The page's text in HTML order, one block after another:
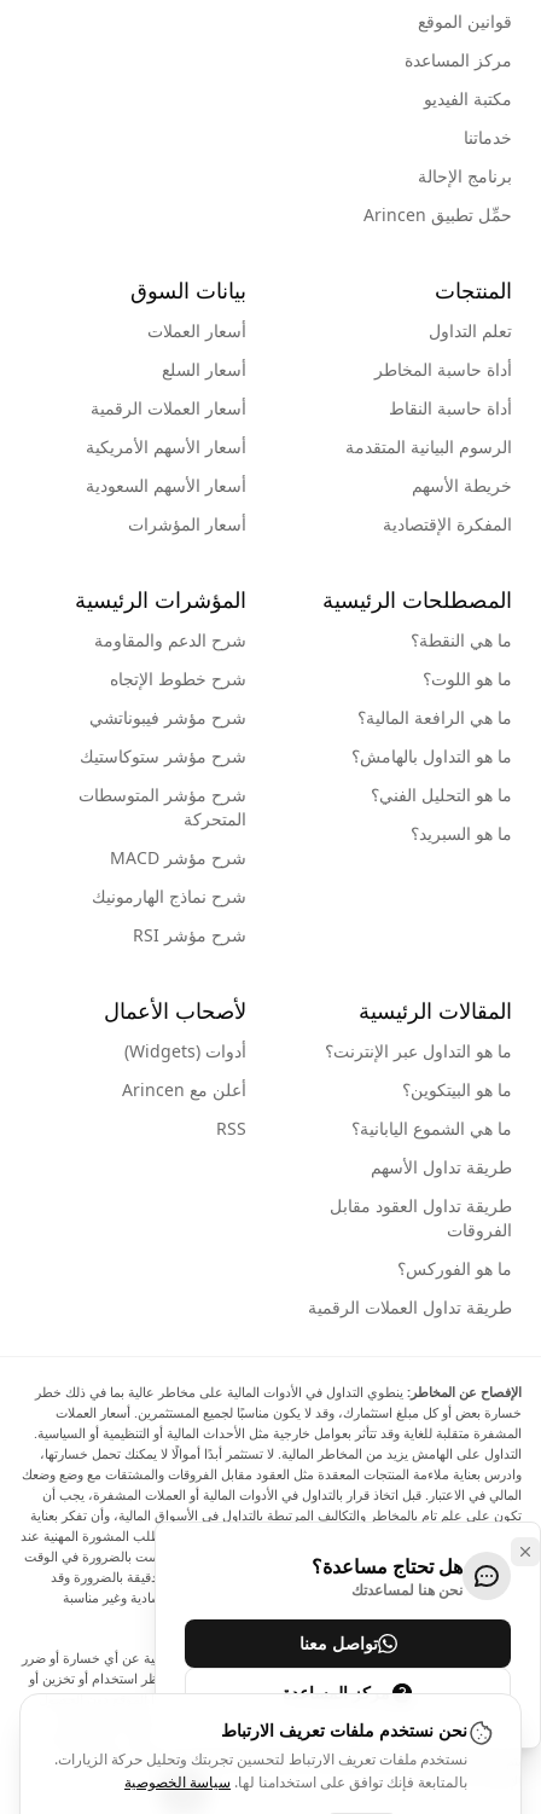
قوانين الموقع
مركز المساعدة
مكتبة الفيديو
خدماتنا
برنامج الإحالة
حمِّل تطبيق Arincen
المنتجات
تعلم التداول
أداة حاسبة المخاطر
أداة حاسبة النقاط
الرسوم البيانية المتقدمة
خريطة الأسهم
المفكرة الإقتصادية
بيانات السوق
أسعار العملات
أسعار السلع
أسعار العملات الرقمية
أسعار الأسهم الأمريكية
أسعار الأسهم السعودية
أسعار المؤشرات
المصطلحات الرئيسية
ما هي النقطة؟
ما هو اللوت؟
ما هي الرافعة المالية؟
ما هو التداول بالهامش؟
ما هو التحليل الفني؟
ما هو السبريد؟
المؤشرات الرئيسية
شرح الدعم والمقاومة
شرح خطوط الإتجاه
شرح مؤشر فيبوناتشي
شرح مؤشر ستوكاستيك
شرح مؤشر المتوسطات
المتحركة
شرح مؤشر MACD
شرح نماذج الهارمونيك
شرح مؤشر RSI
المقالات الرئيسية
ما هو التداول عبر الإنترنت؟
ما هو البيتكوين؟
ما هي الشموع اليابانية؟
طريقة تداول الأسهم
طريقة تداول العقود مقابل
الفروقات
ما هو الفوركس؟
طريقة تداول العملات الرقمية
لأصحاب الأعمال
أدوات (Widgets)
أعلن مع Arincen
RSS
الإفصاح عن المخاطر: ينطوي التداول في الأدوات المالية على مخاطر عالية بما في ذلك خطر
خسارة بعض أو كل مبلغ استثمارك، وقد لا يكون مناسبًا لجميع المستثمرين. أسعار العملات
المشفرة متقلبة للغاية وقد تتأثر بعوامل خارجية مثل الأحداث المالية أو التنظيمية أو السياسية.
التداول على الهامش يزيد من المخاطر المالية. لا تستثمر أبدًا أموالًا لا يمكنك تحمل خسارتها،
وادرس بعناية ملاءمة المنتجات المعقدة مثل العقود مقابل الفروقات والمشتقات مع وضع وضعك
المالي في الاعتبار. قبل اتخاذ قرار بالتداول في الأدوات المالية أو العملات المشفرة، يجب أن
تكون على علم تام بالمخاطر والتكاليف المرتبطة بالتداول في الأسواق المالية، وأن تفكر بعناية
في أهدافك الاستثمارية ومستوى خبرتك ورغبتك في المخاطرة، وأن تطلب المشورة المهنية عند
الحاجة. تود Arincen أن تذكرك بأن البيانات الواردة في هذا الموقع ليست بالضرورة في الوقت
الفعلي وليست دقيقة. البيانات والأسعار الموجودة على الموقع ليست دقيقة بالضرورة وقد
تختلف عن السعر الفعلي في أي سوق معينة، مما يعني أن الأسعار إرشادية وغير مناسبة
لأغراض التداول.
لن يتحمل Arincen وأي مزود للبيانات الواردة في هذا الموقع المسؤولية عن أي خسارة أو ضرر
نتيجة لتداولك، أو اعتمادك على المعلومات الواردة في هذا الموقع. يحظر استخدام أو تخزين أو
إعادة إنتاج أو عرض أو تعديل أو نقل أو توزيع البيانات الموجودة في هذا الموقع دون الحصول
على إذن كتابي صريح مسبق من Arincen و/أو مزود البيانات. جميع حقوق الملكية الفكرية
محفوظة من قبل مقدمي الخدمة و/أو البورصة التي تقدم البيانات الواردة في هذا الموقع. قد
يتم تعويض Arincen من قبل المعلنين الذين يظهرون على الموقع، بناءً على تفاعلك مع
الإعلانات أو المعلنين.
هل تحتاج مساعدة؟
نحن هنا لمساعدتك
تواصل معنا
مركز المساعدة
نحن نستخدم ملفات تعريف الارتباط
نستخدم ملفات تعريف الارتباط لتحسين تجربتك وتحليل حركة الزيارات.
بالمتابعة فإنك توافق على استخدامنا لها. سياسة الخصوصية